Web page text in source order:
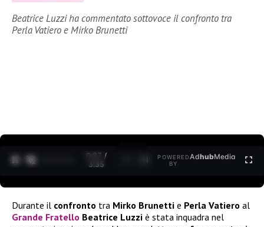
Beatrice Luzzi ha commentato sottovoce il confronto tra
Perla Vatiero e Mirko Brunetti
0:28 /
3:35
POWERED
BY
AdhubMedia
Durante il confronto tra Mirko Brunetti e Perla Vatiero al
Grande Fratello Beatrice Luzzi è stata inquadra nel